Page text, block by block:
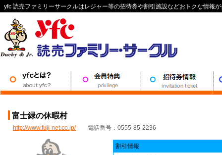
yfc 読売ファミリーサークルはレジャー等の招待券や割引施設などおトクな情報
富士緑の休暇村
http://www.fuji-net.co.jp/電話番号：0555-85-2236
割引情報